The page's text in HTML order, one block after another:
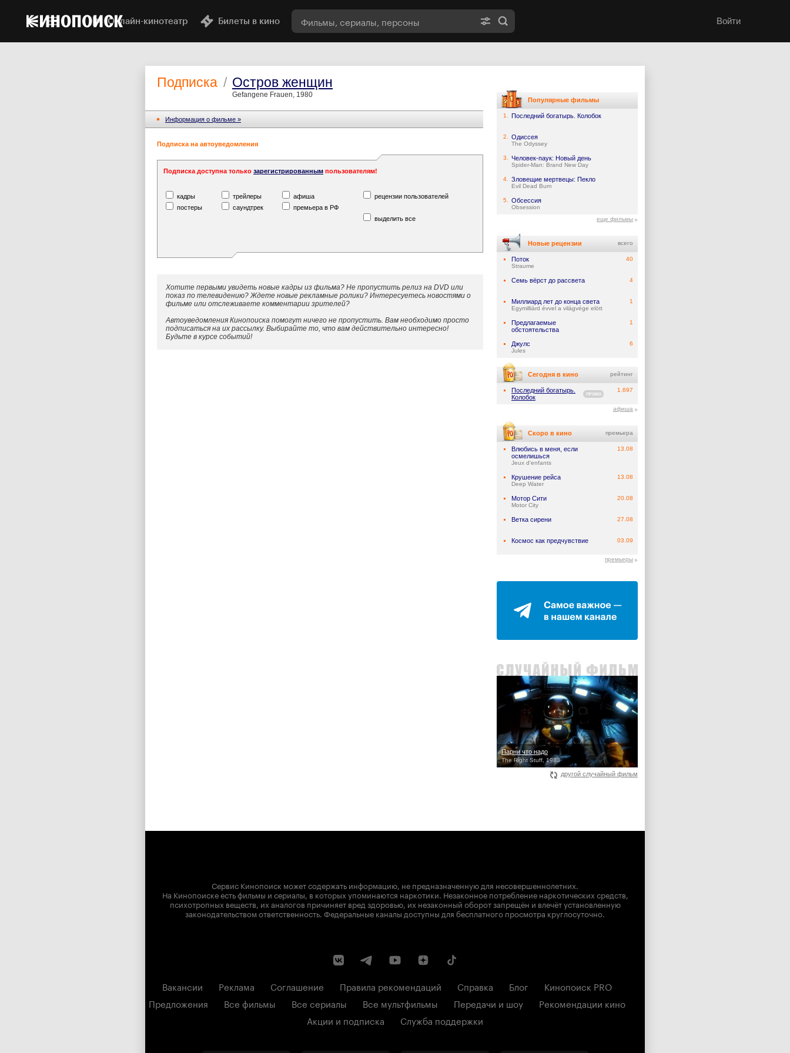
Онлайн-кинотеатр Билеты в кино Войти
Подписка / Остров женщин
Gefangene Frauen, 1980
Информация o фильме »
Подписка на автоуведомления
Подписка доступна только зарегистрированным пользователям!
кадры трейлеры афиша
рецензии пользователей
постеры
саундтрек
премьера в РФ
выделить все
Хотите первыми увидеть новые кадры из фильма? Не пропустить релиз на DVD или
показ по телевидению? Ждете новые рекламные ролики? Интересуетесь новостями о
фильме или отслеживаете комментарии зрителей?
Автоуведомления Кинопоиска помогут ничего не пропустить. Вам необходимо просто
подписаться на их рассылку. Выбирайте то, что вам действительно интересно!
Будьте в курсе событий!
Популярные фильмы
1. Последний богатырь. Колобок
2. Одиссея
The Odyssey
3. Человек-паук: Новый день
Spider-Man: Brand New Day
4. Зловещие мертвецы: Пекло
Evil Dead Burn
5. Обсессия
Obsession
еще фильмы
Новые рецензии всего
Поток
Straume
40
Семь вёрст до рассвета 4
Миллиард лет до конца света
Egymilliárd évvel a világvége elött
1
Предлагаемые
обстоятельства
1
Джулс
Jules
6
Сегодня в кино рейтинг
Последний богатырь.
Колобок
ПРОМО
1.697
афиша
Скоро в кино премьера
Влюбись в меня, если
осмелишься
Jeux d'enfants
13.08
Крушение рейса
Deep Water
13.08
Мотор Сити
Motor City
20.08
Ветка сирени 27.08
Космос как предчувствие 03.09
премьеры
Парни что надо
The Right Stuff, 1983
другой случайный фильм
Сервис Кинопоиск может содержать информацию, не предназначенную для несовершеннолетних.
На Кинопоиске есть фильмы и сериалы, в которых упоминаются наркотики. Незаконное потребление наркотических средств,
психотропных веществ, их аналогов причиняет вред здоровью, их незаконный оборот запрещён и влечёт установленную
законодательством ответственность. Федеральные каналы доступны для бесплатного просмотра круглосуточно.
Вакансии Реклама Соглашение Правила рекомендаций Справка Блог
Кинопоиск PRO
Предложения
Все фильмы Все сериалы Все мультфильмы Передачи и шоу
Рекомендации кино
Акции и подписка
Служба поддержки